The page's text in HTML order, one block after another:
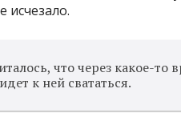
исчезало.
что через какое-
к ней свататься.